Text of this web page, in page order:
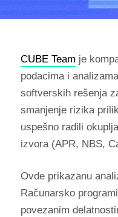
CUBE Team je
podacima i
softverskih rešenja
smanjenje rizika
uspešno radili
izvora (APR, NBS,
Ovde prikazanu
Računarsko
povezanim